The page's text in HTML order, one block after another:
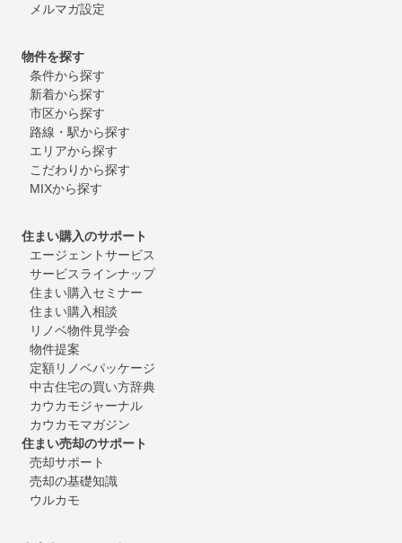
メルマガ設定
物件を探す
条件から探す
新着から探す
市区から探す
路線・駅から探す
エリアから探す
こだわりから探す
MIXから探す
住まい購入のサポート
エージェントサービス
サービスラインナップ
住まい購入セミナー
住まい購入相談
リノベ物件見学会
物件提案
定額リノベパッケージ
中古住宅の買い方辞典
カウカモジャーナル
カウカモマガジン
住まい売却のサポート
売却サポート
売却の基礎知識
ウルカモ